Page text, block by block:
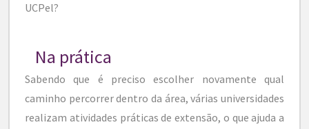
Na prática
Sabendo que é preciso escolher novamente qual
caminho percorrer dentro da área, várias universidades
realizam atividades práticas de extensão, o que ajuda a